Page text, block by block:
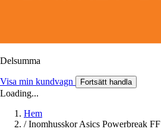
Delsumma
Visa min kundvagn Fortsätt handla
Loading...
Hem
/ Inomhusskor Asics Powerbreak FF